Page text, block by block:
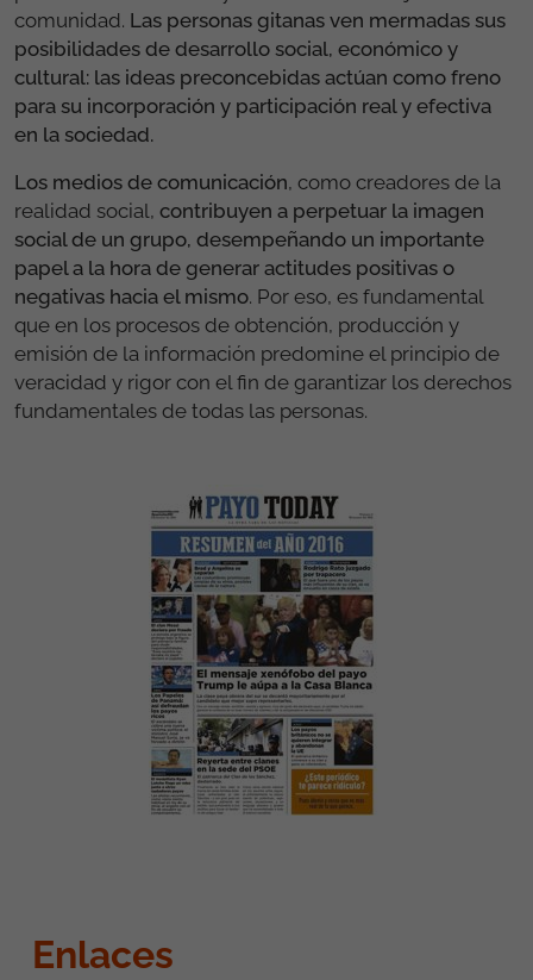
comunidad. Las personas gitanas ven mermadas sus
posibilidades de desarrollo social, económico y
cultural: las ideas preconcebidas actúan como freno
para su incorporación y participación real y efectiva
en la sociedad.
Los medios de comunicación, como creadores de la
realidad social, contribuyen a perpetuar la imagen
social de un grupo, desempeñando un importante
papel a la hora de generar actitudes positivas o
negativas hacia el mismo. Por eso, es fundamental
que en los procesos de obtención, producción y
emisión de la información predomine el principio de
veracidad y rigor con el fin de garantizar los derechos
fundamentales de todas las personas.
Enlaces